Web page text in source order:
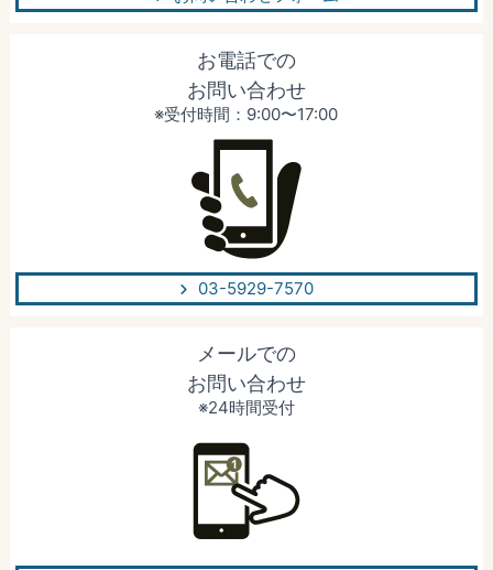
お電話での
お問い合わせ
※受付時間：9:00〜17:00
03-5929-7570
メールでの
お問い合わせ
※24時間受付